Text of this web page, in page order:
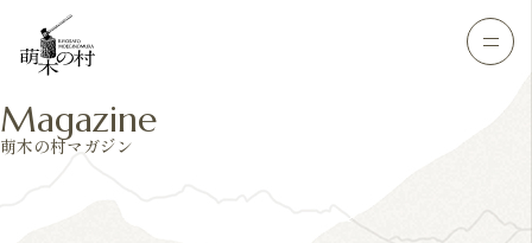
Magazine
萌木の村マガジン